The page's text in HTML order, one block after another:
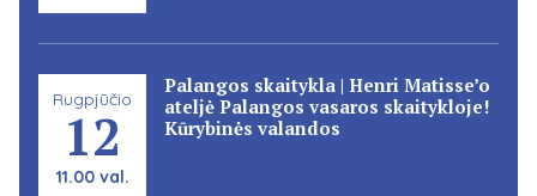
Rugpjūčio
12
11.00 val.
Palangos skaitykla | Henri Matisse’o
ateljė Palangos vasaros skaitykloje!
Kūrybinės valandos